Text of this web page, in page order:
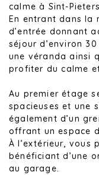
calme à Sint-
En entrant dans la
d’entrée donnant
séjour d’environ
une véranda ainsi
profiter du calme
Au premier étage
spacieuses et une
également d’un
offrant un espace
À l’extérieur, vous
bénéficiant d’une
au garage.